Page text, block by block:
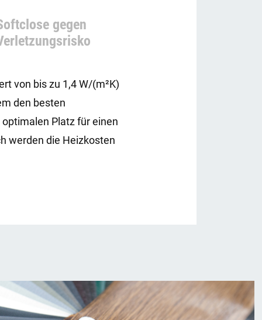
gegen
von bis zu 1,4 W/(m²K)
den besten
Platz für einen
werden die Heizkosten